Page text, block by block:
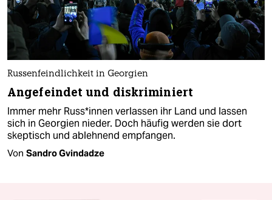
Russenfeindlichkeit in Georgien
Angefeindet und diskriminiert
Immer mehr Rus­s*in­nen verlassen ihr Land und lassen
sich in Georgien nieder. Doch häufig werden sie dort
skeptisch und ablehnend empfangen.
Von Sandro Gvindadze